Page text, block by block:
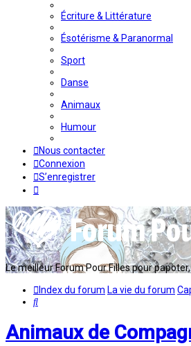
Écriture & Littérature
Ésotérisme & Paranormal
Sport
Danse
Animaux
Humour
Nous contacter
Connexion
S’enregistrer
Le meilleur Forum Pour Filles pour
Index du forum La vie du forum
Rechercher
Animaux de